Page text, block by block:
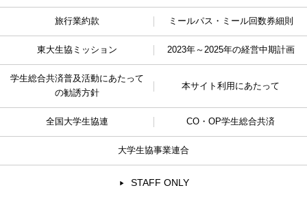
旅行業約款 ミールパス・ミール回数券細則
東大生協ミッション 2023年～2025年の経営中期計画
学生総合共済普及活動にあたって
の勧誘方針
本サイト利用にあたって
全国大学生協連 CO・OP学生総合共済
大学生協事業連合
STAFF ONLY